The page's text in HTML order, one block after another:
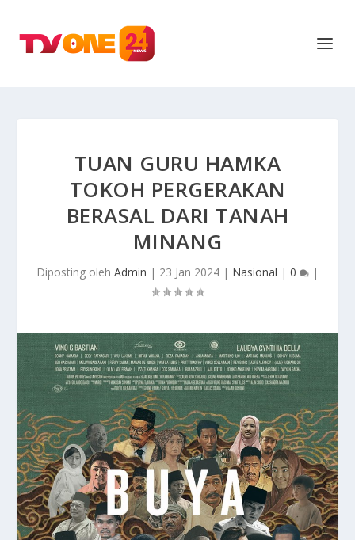
TUAN GURU HAMKA
TOKOH PERGERAKAN
BERASAL DARI TANAH
MINANG
Diposting oleh Admin | 23 Jan 2024 | Nasional | 0 |